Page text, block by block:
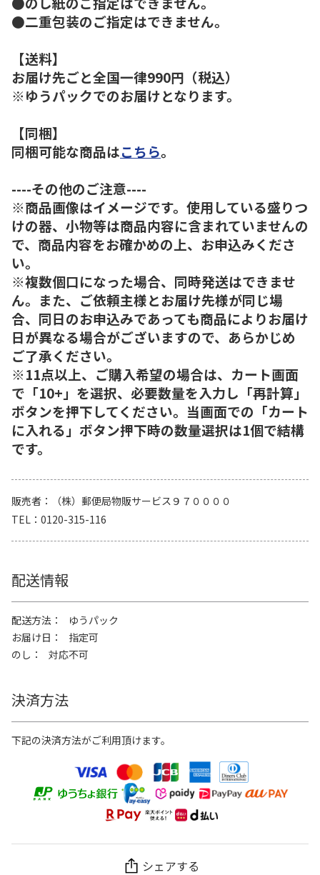
●二重包装のご指定はできません。
【送料】
お届け先ごと全国一律990円（税込）
※ゆうパックでのお届けとなります。
【同梱】
同梱可能な商品はこちら。
----その他のご注意----
※商品画像はイメージです。使用している盛りつ
けの器、小物等は商品内容に含まれていませんの
で、商品内容をお確かめの上、お申込みくださ
い。
※複数個口になった場合、同時発送はできませ
ん。また、ご依頼主様とお届け先様が同じ場
合、同日のお申込みであっても商品によりお届け
日が異なる場合がございますので、あらかじめ
ご了承ください。
※11点以上、ご購入希望の場合は、カート画面
で「10+」を選択、必要数量を入力し「再計算」
ボタンを押下してください。当画面での「カート
に入れる」ボタン押下時の数量選択は1個で結構
です。
販売者
（株）郵便局物販サービス９７００００
TEL
0120-315-116
配送情報
配送方法
ゆうパック
お届け日
指定可
のし
対応不可
決済方法
下記の決済方法がご利用頂けます。
シェアする